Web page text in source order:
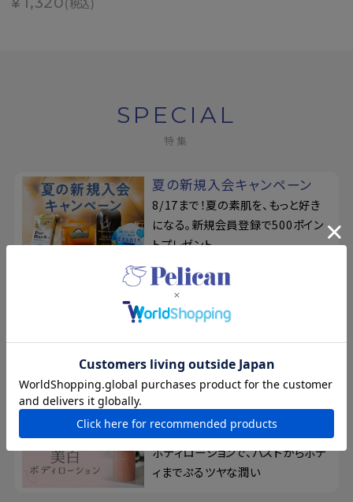
(税込)
SPECIAL
特集
夏の新規入会キャンペーン
8/17まで！夏の素肌を、もっと好き
になる。新規会員登録で500ポイン
トプレゼント
柿渋のちからを、味方につけ
る
っけん
おっぱい想い
薬用保湿ケアアイテムが登場！美白
ボディローションで、バストからボデ
ィまでぷるツヤな潤い